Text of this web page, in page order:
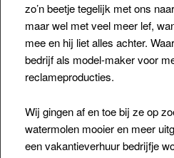
zo’n beetje tegelijk met ons
maar wel met veel meer lef,
mee en hij liet alles achter.
bedrijf als model-maker voor
reclameproducties.
Wij gingen af en toe bij ze op
watermolen mooier en meer
een vakantieverhuur bedrijfje